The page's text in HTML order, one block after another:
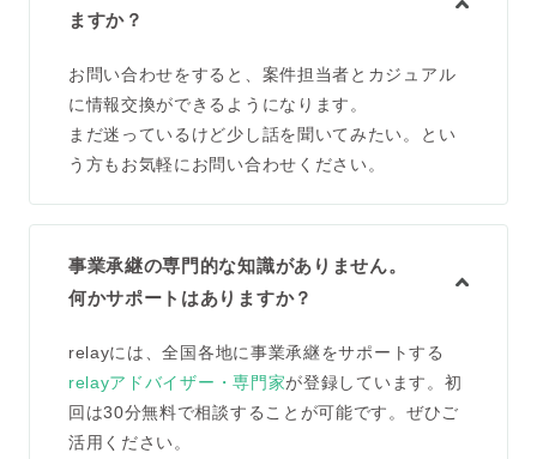
ますか？
お問い合わせをすると、案件担当者とカジュアル
に情報交換ができるようになります。
まだ迷っているけど少し話を聞いてみたい。とい
う方もお気軽にお問い合わせください。
事業承継の専門的な知識がありません。
何かサポートはありますか？
relayには、全国各地に事業承継をサポートする
relayアドバイザー・専門家が登録しています。初
回は30分無料で相談することが可能です。ぜひご
活用ください。